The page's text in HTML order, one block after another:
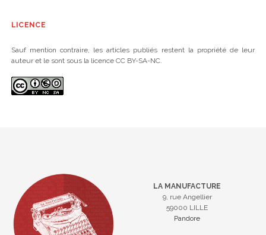
LICENCE
Sauf mention contraire, les articles publiés restent la propriété de leur
auteur et le sont sous la licence CC BY-SA-NC.
LA MANUFACTURE
9, rue Angellier
59000 LILLE
Pandore